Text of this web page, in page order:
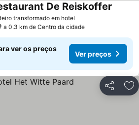
transformado em hotel
De Reiskoffer
a 0.3 km de Centro da cidade
ver os preços
Ver preços
Partilhar